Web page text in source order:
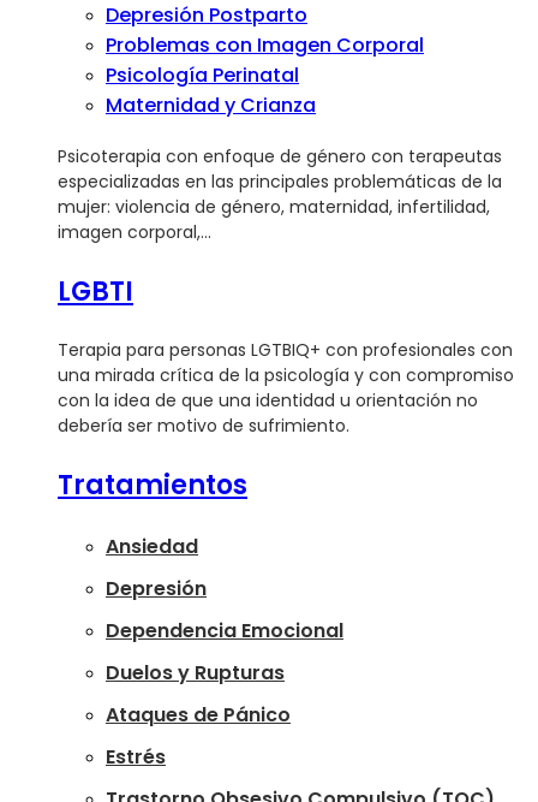
Depresión Postparto
Problemas con Imagen Corporal
Psicología Perinatal
Maternidad y Crianza
Psicoterapia con enfoque de género con terapeutas
especializadas en las principales problemáticas de la
mujer: violencia de género, maternidad, infertilidad,
imagen corporal,…
LGBTI
Terapia para personas LGTBIQ+ con profesionales con
una mirada crítica de la psicología y con compromiso
con la idea de que una identidad u orientación no
debería ser motivo de sufrimiento.
Tratamientos
Ansiedad
Depresión
Dependencia Emocional
Duelos y Rupturas
Ataques de Pánico
Estrés